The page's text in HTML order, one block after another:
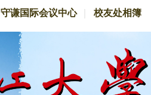
守谦国际会议中心 校友处相簿